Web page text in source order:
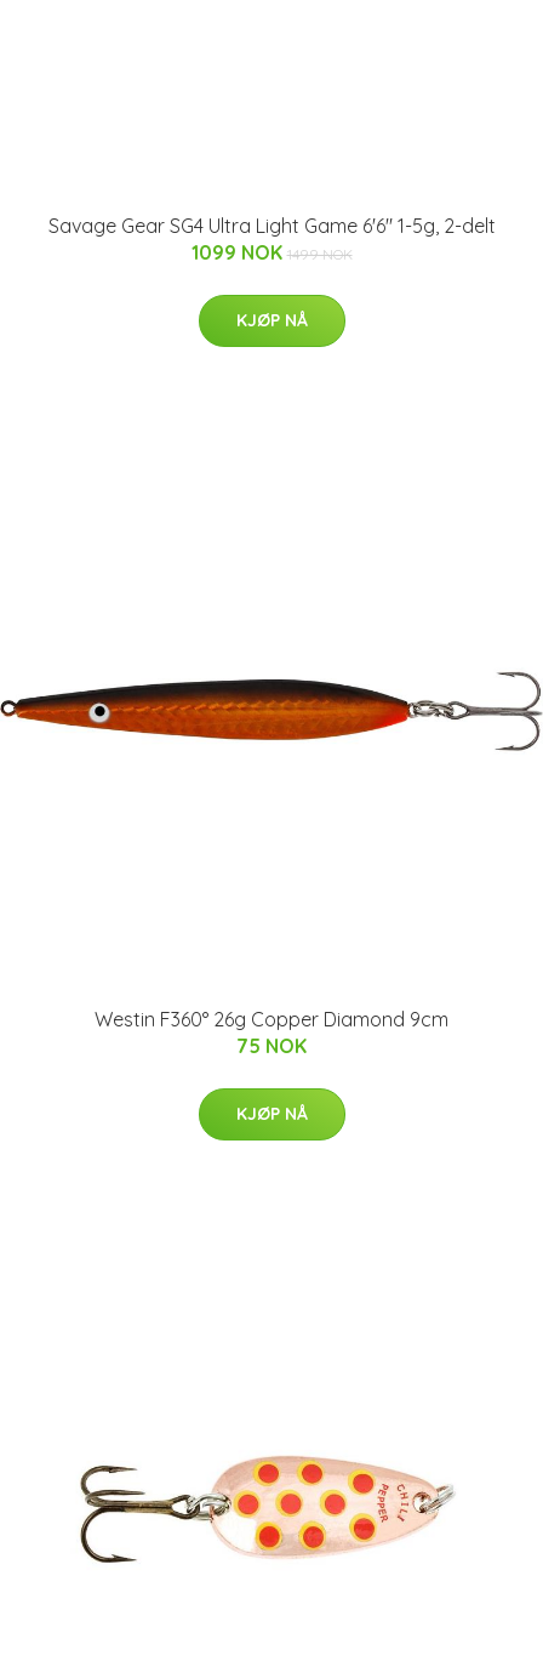
Savage Gear SG4 Ultra Light Game 6'6" 1-5g, 2-delt
1099 NOK 1499 NOK
KJØP NÅ
Westin F360° 26g Copper Diamond 9cm
75 NOK
KJØP NÅ